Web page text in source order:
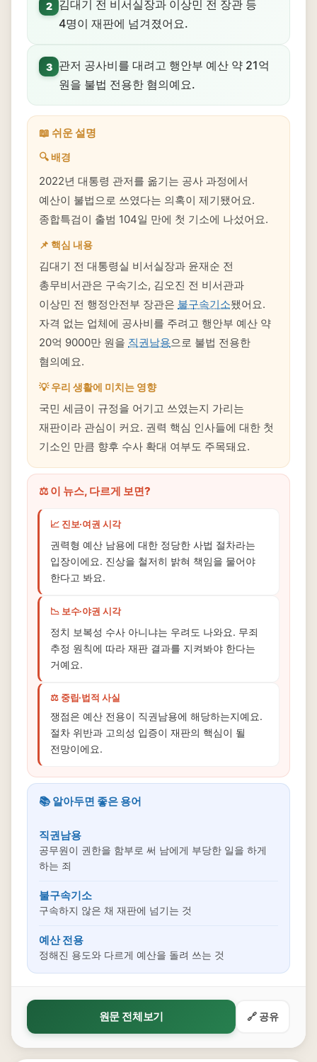
2
김대기 전 비서실장과 이상민 전 장관 등
4명이 재판에 넘겨졌어요.
3
관저 공사비를 대려고 행안부 예산 약 21억
원을 불법 전용한 혐의예요.
📖 쉬운 설명
🔍 배경
2022년 대통령 관저를 옮기는 공사 과정에서
예산이 불법으로 쓰였다는 의혹이 제기됐어요.
종합특검이 출범 104일 만에 첫 기소에 나섰어요.
📌 핵심 내용
김대기 전 대통령실 비서실장과 윤재순 전
총무비서관은 구속기소, 김오진 전 비서관과
이상민 전 행정안전부 장관은 불구속기소됐어요.
자격 없는 업체에 공사비를 주려고 행안부 예산 약
20억 9000만 원을 직권남용으로 불법 전용한
혐의예요.
💡 우리 생활에 미치는 영향
국민 세금이 규정을 어기고 쓰였는지 가리는
재판이라 관심이 커요. 권력 핵심 인사들에 대한 첫
기소인 만큼 향후 수사 확대 여부도 주목돼요.
⚖️ 이 뉴스, 다르게 보면?
📈 진보·여권 시각
권력형 예산 남용에 대한 정당한 사법 절차라는
입장이에요. 진상을 철저히 밝혀 책임을 물어야
한다고 봐요.
📉 보수·야권 시각
정치 보복성 수사 아니냐는 우려도 나와요. 무죄
추정 원칙에 따라 재판 결과를 지켜봐야 한다는
거예요.
⚖️ 중립·법적 사실
쟁점은 예산 전용이 직권남용에 해당하는지예요.
절차 위반과 고의성 입증이 재판의 핵심이 될
전망이에요.
📚 알아두면 좋은 용어
직권남용
공무원이 권한을 함부로 써 남에게 부당한 일을 하게
하는 죄
불구속기소
구속하지 않은 채 재판에 넘기는 것
예산 전용
정해진 용도와 다르게 예산을 돌려 쓰는 것
원문 전체보기 🔗 공유